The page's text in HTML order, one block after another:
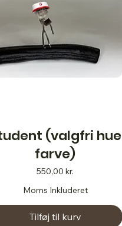
(valgfri hue
farve)
Pris
550,00 kr.
Moms Inkluderet
Tilføj til kurv